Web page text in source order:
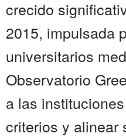
crecido
2015, impulsada
universitarios
Observatorio
a las
criterios y alinear